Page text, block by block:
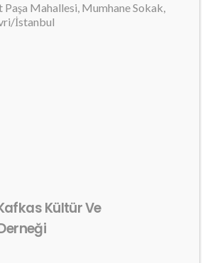
Mahallesi, Mumhane Sokak,
İstanbul
Kültür Ve